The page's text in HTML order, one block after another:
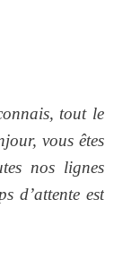
tout le
vous êtes
nos lignes
d’attente est